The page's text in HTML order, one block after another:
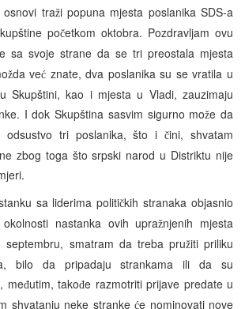
traži popuna mjesta poslanika SDS-a
početkom oktobra. Pozdravljam ovu
sa svoje strane da se tri preostala mjesta
žda već znate, dva poslanika su se vratila u
Skupštini, kao i mjesta u Vladi, zauzimaju
I dok Skupština sasvim sigurno može da
odsustvo tri poslanika, što ičini, shvatam
zbog toga što srpski narod u Distriktu nije
sa liderima političkih stranaka objasnio
nastanka ovih upražnjenih mjesta
smatram da treba pružiti priliku
bilo da pripadaju strankama ili da su
međutim, takođe razmotriti prijave predate u
shvatanju neke stranke će nominovati nove